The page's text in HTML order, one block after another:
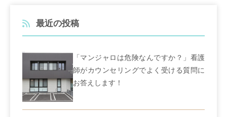
最近の投稿
「マンジャロは危険なんですか？」看護
師がカウンセリングでよく受ける質問に
お答えします！